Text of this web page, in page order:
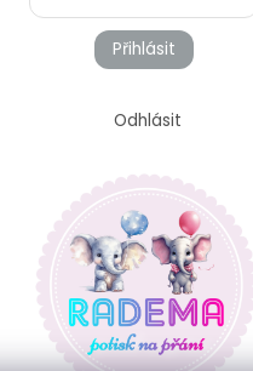
Přihlásit
Odhlásit